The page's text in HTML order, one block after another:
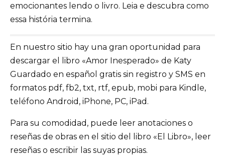
emocionantes lendo o livro. Leia e descubra como
essa história termina.
En nuestro sitio hay una gran oportunidad para
descargar el libro «Amor Inesperado» de Katy
Guardado en español gratis sin registro y SMS en
formatos pdf, fb2, txt, rtf, epub, mobi para Kindle,
teléfono Android, iPhone, PC, iPad.
Para su comodidad, puede leer anotaciones o
reseñas de obras en el sitio del libro «El Libro», leer
reseñas o escribir las suyas propias.